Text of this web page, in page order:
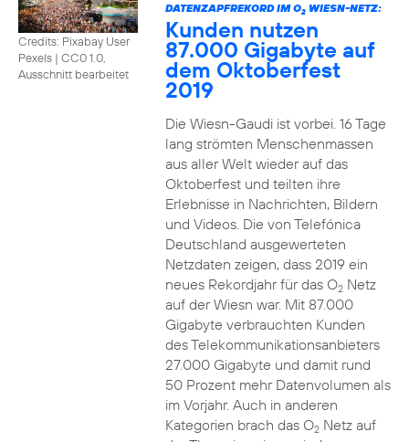
Credits: Pixabay User
Pexels | CC0 1.0,
Ausschnitt bearbeitet
DATENZAPFREKORD IM O2WIESN-NETZ:
Kunden nutzen
87.000 Gigabyte auf
dem Oktoberfest
2019
Die Wiesn-Gaudi ist vorbei. 16 Tage
lang strömten Menschenmassen
aus aller Welt wieder auf das
Oktoberfest und teilten ihre
Erlebnisse in Nachrichten, Bildern
und Videos. Die von Telefónica
Deutschland ausgewerteten
Netzdaten zeigen, dass 2019 ein
neues Rekordjahr für das O2Netz
auf der Wiesn war. Mit 87.000
Gigabyte verbrauchten Kunden
des Telekommunikationsanbieters
27.000 Gigabyte und damit rund
50 Prozent mehr Datenvolumen als
im Vorjahr. Auch in anderen
Kategorien brach das O2Netz auf